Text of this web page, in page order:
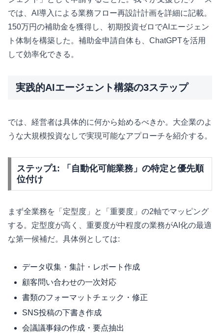
では、AI導入による業務フロー再設計計画を詳細に記載。
150万円の補助金を獲得し、初期投資ゼロでAIエージェン
ト体制を構築した。補助金申請自体も、ChatGPTを活用
して効率化できる。
実践的AIエージェント構築の3ステップ
では、経営者は具体的に何から始めるべきか。大企業のよ
うな大規模投資なしで実現可能なアプローチを紹介する。
ステップ1: 「自動化可能業務」の特定と優先順
位付け
まず全業務を「定型度」と「重要度」の2軸でマッピング
する。定型度が高く、重要度が中程度の業務がAI化の最適
な第一候補だ。具体例としては:
データ収集・集計・レポート作成
顧客問い合わせの一次対応
書類のフォーマットチェック・修正
SNS投稿の下書き作成
会議議事録の作成・要点抽出